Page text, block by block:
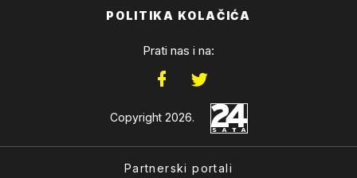
POLITIKA KOLAČIĆA
Prati nas i na:
Copyright 2026.
Partnerski portali